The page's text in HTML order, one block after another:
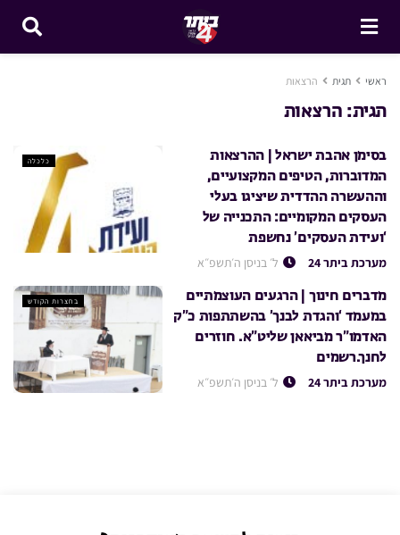
ראשי תגית הרצאות
תגית: הרצאות
כלכלה
בסימן אהבת ישראל | ההרצאות
המדוברות, הטיפים המקצועיים,
וההעשרה ההדדית שיציגו בעלי
העסקים המקומיים: התכנייה של
‘ועידת העסקים’ נחשפת
מערכת ביתר 24 ל׳ בניסן ה׳תשפ״א
בחצרות הקודש
מדברים חינוך | הרגעים העוצמתיים
במעמד ‘והגדת לבנך’ בהשתתפות כ”ק
האדמו”ר מביאאן שליט”א. חוזרים
לחנך.רשמים
מערכת ביתר 24 ל׳ בניסן ה׳תשפ״א